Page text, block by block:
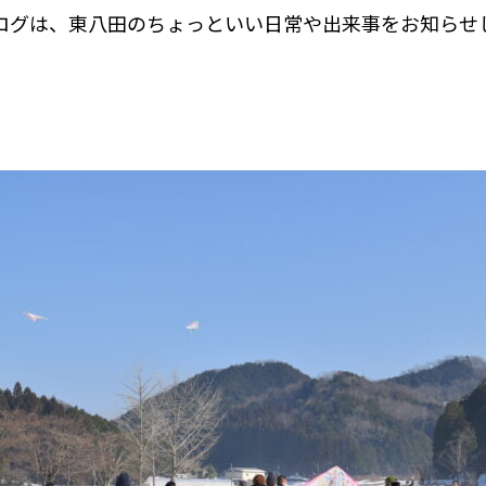
グは、東八田のちょっといい日常や出来事をお知らせ